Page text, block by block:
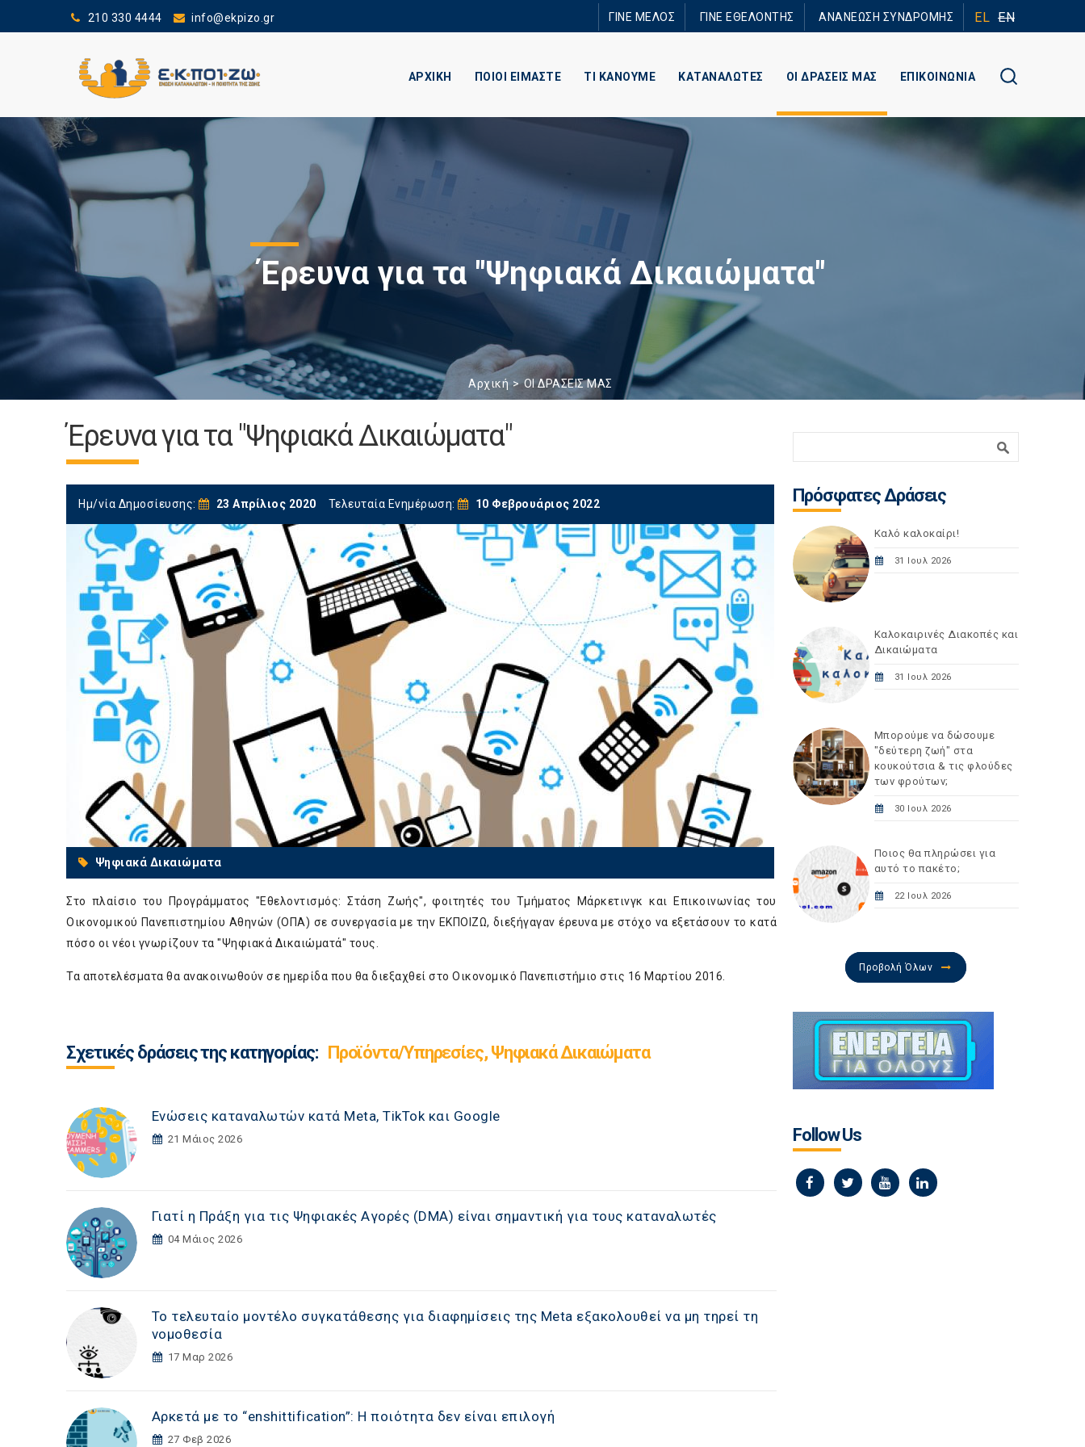
210 330 4444 info@ekpizo.gr ΓΙΝΕ ΜΕΛΟΣ ΓΙΝΕ ΕΘΕΛΟΝΤΗΣ ΑΝΑΝΕΩΣΗ ΣΥΝΔΡΟΜΗΣ EL EN
ΑΡΧΙΚΗ ΠΟΙΟΙ ΕΙΜΑΣΤΕ ΤΙ ΚΑΝΟΥΜΕ ΚΑΤΑΝΑΛΩΤΕΣ ΟΙ ΔΡΑΣΕΙΣ ΜΑΣ ΕΠΙΚΟΙΝΩΝΙΑ
Έρευνα για τα "Ψηφιακά Δικαιώματα"
Αρχική ΟΙ ΔΡΑΣΕΙΣ ΜΑΣ
Έρευνα για τα "Ψηφιακά Δικαιώματα"
Ημ/νία Δημοσίευσης: 23 Απρίλιος 2020 Τελευταία Ενημέρωση: 10 Φεβρουάριος 2022
Ψηφιακά Δικαιώματα
Στο πλαίσιο του Προγράμματος "Εθελοντισμός: Στάση Ζωής", φοιτητές του Τμήματος Μάρκετινγκ και Επικοινωνίας του
Οικονομικού Πανεπιστημίου Αθηνών (ΟΠΑ) σε συνεργασία με την ΕΚΠΟΙΖΩ, διεξήγαγαν έρευνα με στόχο να εξετάσουν το κατά
πόσο οι νέοι γνωρίζουν τα "Ψηφιακά Δικαιώματά" τους.
Τα αποτελέσματα θα ανακοινωθούν σε ημερίδα που θα διεξαχθεί στο Οικονομικό Πανεπιστήμιο στις 16 Μαρτίου 2016.
Σχετικές δράσεις της κατηγορίας: Προϊόντα/Υπηρεσίες, Ψηφιακά Δικαιώματα
Ενώσεις καταναλωτών κατά Meta, TikTok και Google
21 Μάιος 2026
Γιατί η Πράξη για τις Ψηφιακές Αγορές (DMA) είναι σημαντική για τους καταναλωτές
04 Μάιος 2026
Το τελευταίο μοντέλο συγκατάθεσης για διαφημίσεις της Meta εξακολουθεί να μη τηρεί τη
νομοθεσία
17 Μαρ 2026
Αρκετά με το “enshittification”: Η ποιότητα δεν είναι επιλογή
27 Φεβ 2026
Πρόσφατες Δράσεις
Καλό καλοκαίρι!
31 Ιουλ 2026
Καλοκαιρινές Διακοπές και
Δικαιώματα
31 Ιουλ 2026
Μπορούμε να δώσουμε
"δεύτερη ζωή" στα
κουκούτσια & τις φλούδες
των φρούτων;
30 Ιουλ 2026
Ποιος θα πληρώσει για
αυτό το πακέτο;
22 Ιουλ 2026
Προβολή Όλων
Follow Us